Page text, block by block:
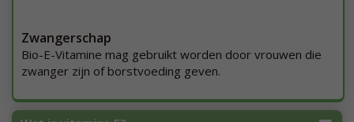
Zwangerschap
Bio-E-Vitamine mag gebruikt worden door vrouwen die
zwanger zijn of borstvoeding geven.